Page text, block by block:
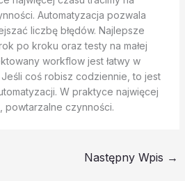
Automatyzacja pozwala
liczbę błędów. Najlepsze
po kroku oraz testy na małej
workflow jest łatwy w
coś robisz codziennie, to jest
W praktyce najwięcej
powtarzalne czynności.
Następny Wpis →